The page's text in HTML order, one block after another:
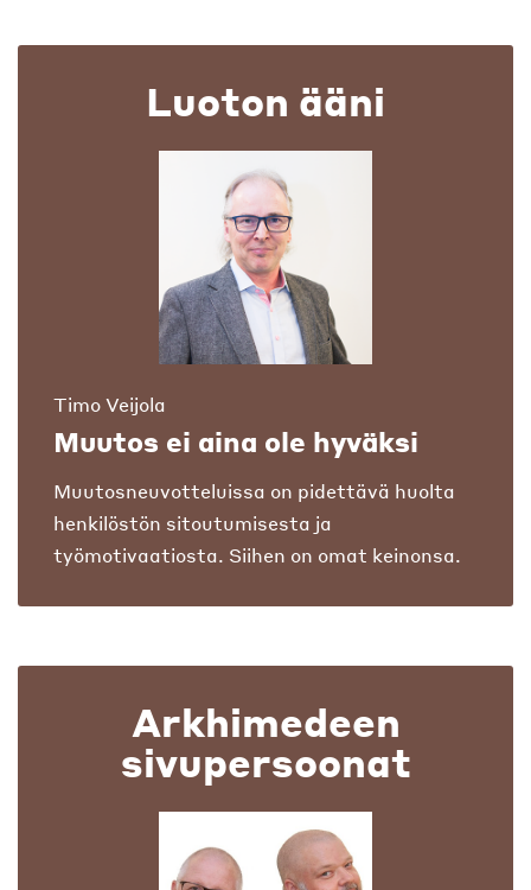
Luoton ääni
Timo Veijola
Muutos ei aina ole hyväksi
Muutosneuvotteluissa on pidettävä huolta
henkilöstön sitoutumisesta ja
työmotivaatiosta. Siihen on omat keinonsa.
Arkhimedeen
sivupersoonat